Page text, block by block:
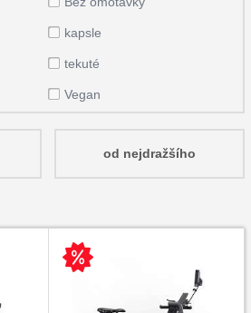
kapsle
tekuté
Vegan
od nejdražšího